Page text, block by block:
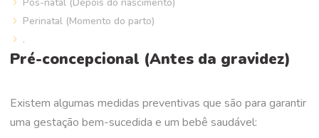
Perinatal (Momento do parto)
.
Pré-concepcional (Antes da gravidez)
Existem algumas medidas preventivas que são para garantir
uma gestação bem-sucedida e um bebê saudável: